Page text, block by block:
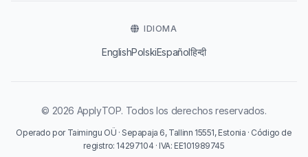
IDIOMA
EnglishPolskiEspañolहिन्दी
© 2026 ApplyTOP. Todos los derechos reservados.
Operado por Taimingu OÜ · Sepapaja 6, Tallinn 15551, Estonia · Código de
registro: 14297104 · IVA: EE101989745